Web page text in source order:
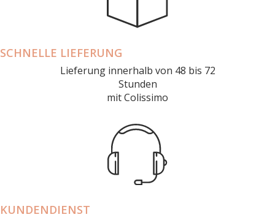
SCHNELLE LIEFERUNG
Lieferung innerhalb von 48 bis 72
Stunden
mit Colissimo
KUNDENDIENST